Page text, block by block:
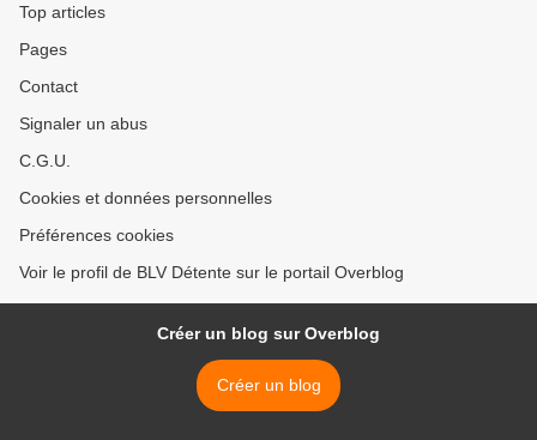
Top articles
Pages
Contact
Signaler un abus
C.G.U.
Cookies et données personnelles
Préférences cookies
Voir le profil de BLV Détente sur le portail Overblog
Créer un blog sur Overblog
Créer un blog